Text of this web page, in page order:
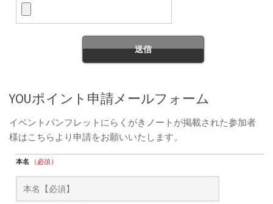
YOUポイント申請メールフォーム
イベントパンフレットにらくがきノートが掲載された参加者
様はこちらより申請をお願いいたします。
本名 （必須）